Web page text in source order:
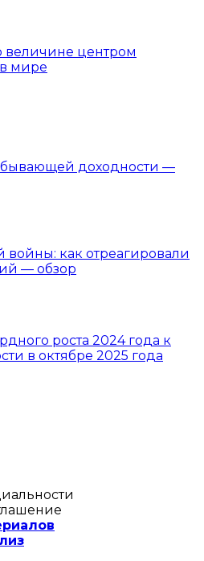
величине центром
мире
доходности —
войны: как отреагировали
— обзор
роста 2024 года к
в октябре 2025 года